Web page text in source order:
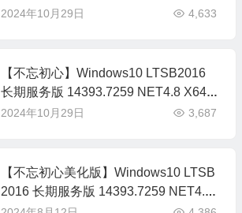
无更新[纯净精简版][1.79G](2024.8.28)
2024年10月29日 4,633
【不忘初心】Windows10 LTSB2016
长期服务版 14393.7259 NET4.8 X64
无更新[纯净精简版][1.79G](2024.8.28)
2024年10月29日 3,687
【不忘初心美化版】Windows10 LTSB
2016 长期服务版 14393.7259 NET4.8
X64_无更新[精简版][1.93G](2024.8.29)